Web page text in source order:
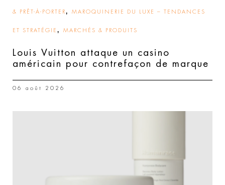
& PRÊT-À-PORTER, MAROQUINERIE DU LUXE – TENDANCES
ET STRATÉGIE , MARCHÉS & PRODUITS
Louis Vuitton attaque un casino
américain pour contrefaçon de marque
06 août 2026